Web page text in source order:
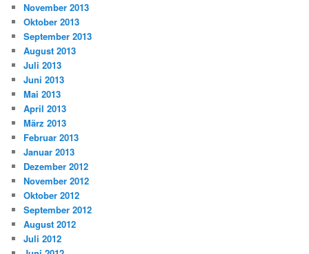
November 2013
Oktober 2013
September 2013
August 2013
Juli 2013
Juni 2013
Mai 2013
April 2013
März 2013
Februar 2013
Januar 2013
Dezember 2012
November 2012
Oktober 2012
September 2012
August 2012
Juli 2012